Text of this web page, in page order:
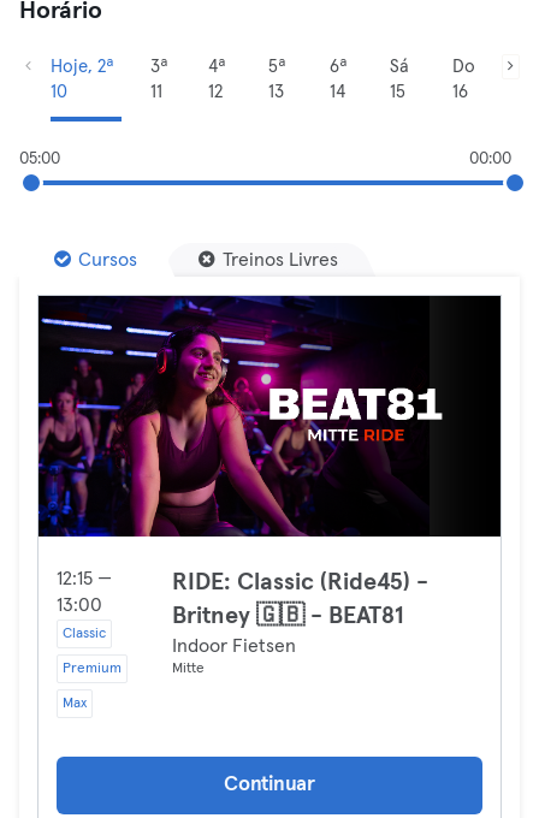
Horário
Hoje, 2ª
10
3ª
11
4ª
12
5ª
13
6ª
14
Sá
15
Do
16
05:00 00:00
Cursos Treinos Livres
12:15 —
13:00
Classic
Premium
Max
RIDE: Classic (Ride45) -
Britney 🇬🇧 - BEAT81
Indoor Fietsen
Mitte
Continuar